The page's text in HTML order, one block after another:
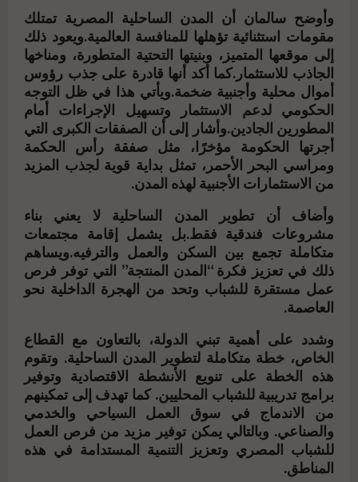
وأوضح سالمان أن المدن الساحلية المصرية تمتلك
مقومات استثنائية تؤهلها للمنافسة العالمية.ويعود ذلك
إلى موقعها المتميز، وبنيتها التحتية المتطورة، ومناخها
الجاذب للاستثمار.كما أكد أنها قادرة على جذب رؤوس
أموال محلية وأجنبية ضخمة.ويأتي هذا في ظل التوجه
الحكومي لدعم الاستثمار وتسهيل الإجراءات أمام
المطورين الجادين.وأشار إلى أن الصفقات الكبرى التي
أجرتها الحكومة مؤخرًا، مثل صفقة رأس الحكمة
ومراسي البحر الأحمر، تمثل بداية قوية لجذب المزيد
من الاستثمارات الأجنبية لهذه المدن.
وأضاف أن تطوير المدن الساحلية لا يعني بناء
مشروعات فندقية فقط.بل يشمل إقامة مجتمعات
متكاملة تجمع بين السكن والعمل والترفيه.ويساهم
ذلك في تعزيز فكرة “المدن المنتجة” التي توفر فرص
عمل مستقرة للشباب وتحد من الهجرة الداخلية نحو
العاصمة.
وشدد على أهمية تبني الدولة، بالتعاون مع القطاع
الخاص، خطة متكاملة لتطوير المدن الساحلية. وتقوم
هذه الخطة على تنويع الأنشطة الاقتصادية وتوفير
برامج تدريبية للشباب المحليين. كما تهدف إلى تمكينهم
من الاندماج في سوق العمل السياحي والخدمي
والصناعي. وبالتالي يمكن توفير مزيد من فرص العمل
للشباب المصري وتعزيز التنمية المستدامة في هذه
المناطق.